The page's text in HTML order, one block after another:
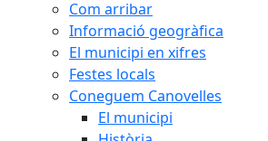
Com arribar
Informació geogràfica
El municipi en xifres
Festes locals
Coneguem Canovelles
El municipi